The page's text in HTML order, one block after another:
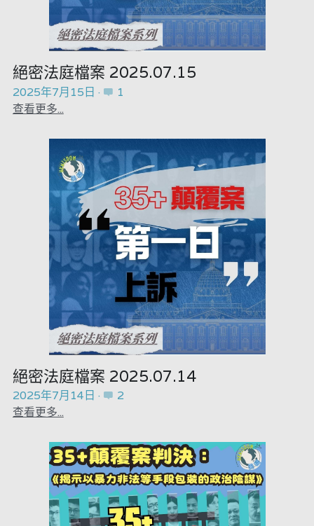
絕密法庭檔案 2025.07.15
2025年7月15日 ·
1
查看更多...
絕密法庭檔案 2025.07.14
2025年7月14日 ·
2
查看更多...
正本清源 • 黎智英案
黎智英案審訊
美西媒體謊言實錄
宏福苑聽證會
招國偉專欄
羅浚軒專欄
林淑芳專欄
陳子遷律師專欄
溫志倫專欄
汪明欣專欄
莊豪鋒專欄
香港科技專上書院｜專欄
宏福‧革新
張美雄專欄